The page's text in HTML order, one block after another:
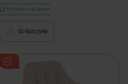
Wysyłka w 48 godzin
do koszyka